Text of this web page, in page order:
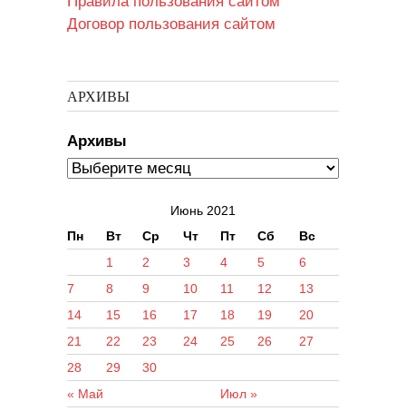
Договор пользования сайтом
АРХИВЫ
Архивы
Июнь 2021
Пн
Вт Ср Чт Пт Сб Вс
« Май Июл »
1 2 3 4 5
6
7
8 9 10 11 12
13
14
15 16 17 18 19
20
21
22 23 24 25 26
27
28
29 30